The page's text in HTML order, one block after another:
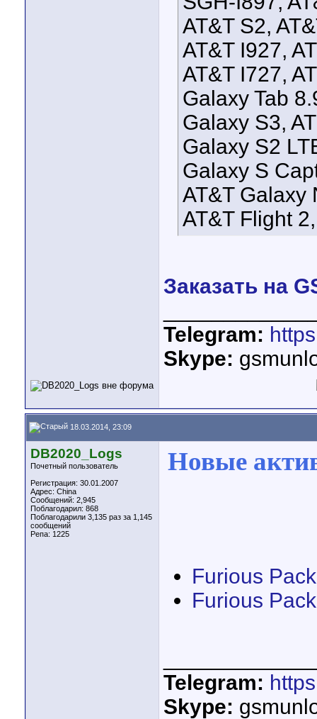
AT&T S2,
AT&T I927,
AT&T I727,
Galaxy Tab
Galaxy S3,
Galaxy S2
Galaxy S
AT&T Galaxy
AT&T Flight
Заказать на
Telegram:
Skype:
18.03.2014, 23:09
DB2020_Logs
Почетный пользователь
Регистрация: 30.01.2007
Адрес: China
Сообщений: 2,945
Поблагодарил: 868
Поблагодарили 3,135 раз за 1,145
сообщений
Репа: 1225
Новые
Furious
Furious
Telegram:
Skype: